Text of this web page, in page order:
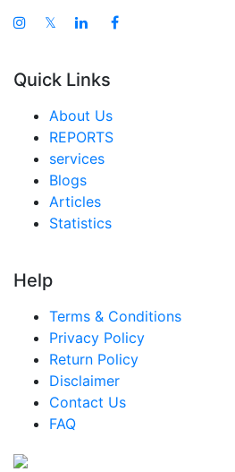
東南アジア 都市農業市場
中東・アフリカ 都市農業市場
アラブ首長国連邦 都市農業市場
サウジアラビア 都市農業市場
ナイジェリア 都市農業市場
トルコ 都市農業市場
中南米 都市農業市場
ブラジル 都市農業市場
𝕏
Quick Links
About Us
REPORTS
services
Blogs
Articles
Statistics
Help
Terms & Conditions
Privacy Policy
Return Policy
Disclaimer
Contact Us
FAQ